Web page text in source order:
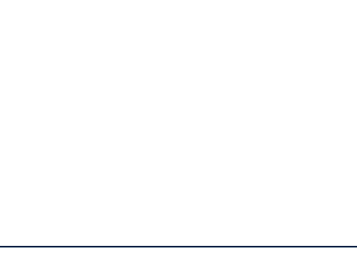
『GIFT』に関する商品をAmazonで見る